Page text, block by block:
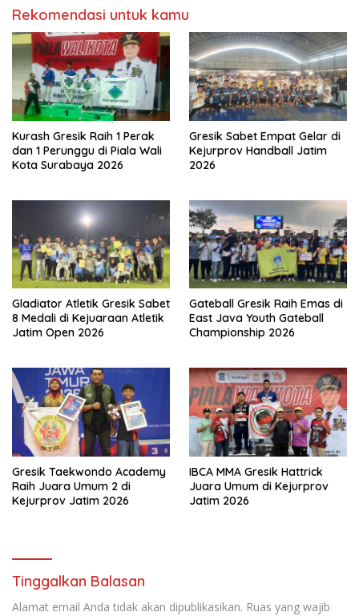
Rekomendasi untuk kamu
Kurash Gresik Raih 1 Perak
dan 1 Perunggu di Piala Wali
Kota Surabaya 2026
Gresik Sabet Empat Gelar di
Kejurprov Handball Jatim
2026
Gladiator Atletik Gresik Sabet
8 Medali di Kejuaraan Atletik
Jatim Open 2026
Gateball Gresik Raih Emas di
East Java Youth Gateball
Championship 2026
Gresik Taekwondo Academy
Raih Juara Umum 2 di
Kejurprov Jatim 2026
IBCA MMA Gresik Hattrick
Juara Umum di Kejurprov
Jatim 2026
Tinggalkan Balasan
Alamat email Anda tidak akan dipublikasikan. Ruas yang wajib